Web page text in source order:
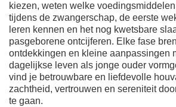
kiezen, weten welke
tijdens de zwangerschap, de eerste
leren kennen en het nog kwetsbare
pasgeborene ontcijferen. Elke fase
ontdekkingen en kleine aanpassingen
dagelijkse leven als jonge ouder
vind je betrouwbare en liefdevolle
zachtheid, vertrouwen en sereniteit
te gaan.